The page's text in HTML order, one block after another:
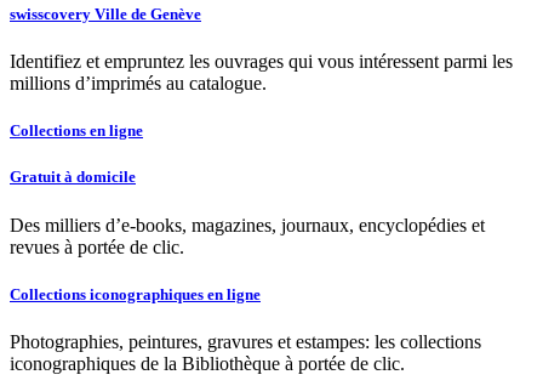
swisscovery Ville de Genève
Identifiez et empruntez les ouvrages qui vous intéressent parmi les
millions d’imprimés au catalogue.
Collections en ligne
Gratuit à domicile
Des milliers d’e-books, magazines, journaux, encyclopédies et
revues à portée de clic.
Collections iconographiques en ligne
Photographies, peintures, gravures et estampes: les collections
iconographiques de la Bibliothèque à portée de clic.